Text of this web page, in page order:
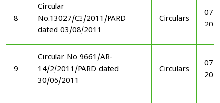
8
Circular
No.13027/C3/2011/PARD
dated 03/08/2011
Circulars
07-
9
Circular No 9661/AR-
14/2/2011/PARD dated
30/06/2011
Circulars
07-